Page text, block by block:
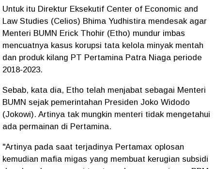
Untuk itu Direktur Eksekutif Center of Economic and
Law Studies (Celios) Bhima Yudhistira mendesak agar
Menteri BUMN Erick Thohir (Etho) mundur imbas
mencuatnya kasus korupsi tata kelola minyak mentah
dan produk kilang PT Pertamina Patra Niaga periode
2018-2023.
Sebab, kata dia, Etho telah menjabat sebagai Menteri
BUMN sejak pemerintahan Presiden Joko Widodo
(Jokowi). Artinya tak mungkin menteri tidak mengetahui
ada permainan di Pertamina.
"Artinya pada saat terjadinya Pertamax oplosan
kemudian mafia migas yang membuat kerugian subsidi